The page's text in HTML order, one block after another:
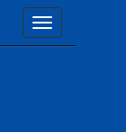
Toggle